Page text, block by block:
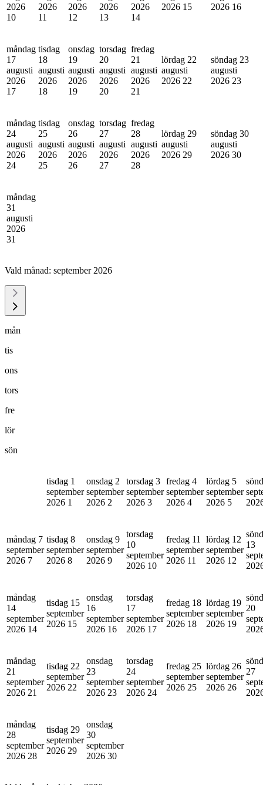
2026
10
2026
11
2026
12
2026
13
2026
14
2026 15
2026 16
måndag
17
augusti
2026
17
tisdag
18
augusti
2026
18
onsdag
19
augusti
2026
19
torsdag
20
augusti
2026
20
fredag
21
augusti
2026
21
lördag 22
augusti
2026 22
söndag 23
augusti
2026 23
måndag
24
augusti
2026
24
tisdag
25
augusti
2026
25
onsdag
26
augusti
2026
26
torsdag
27
augusti
2026
27
fredag
28
augusti
2026
28
lördag 29
augusti
2026 29
söndag 30
augusti
2026 30
måndag
31
augusti
2026
31
Vald månad: september 2026
mån
tis
ons
tors
fre
lör
sön
tisdag 1
september
2026 1
onsdag 2
september
2026 2
torsdag 3
september
2026 3
fredag 4
september
2026 4
lördag 5
september
2026 5
måndag 7
september
2026 7
tisdag 8
september
2026 8
onsdag 9
september
2026 9
torsdag
10
september
2026 10
fredag 11
september
2026 11
lördag 12
september
2026 12
13
måndag
14
september
2026 14
tisdag 15
september
2026 15
onsdag
16
september
2026 16
torsdag
17
september
2026 17
fredag 18
september
2026 18
lördag 19
september
2026 19
20
måndag
21
september
2026 21
tisdag 22
september
2026 22
onsdag
23
september
2026 23
torsdag
24
september
2026 24
fredag 25
september
2026 25
lördag 26
september
2026 26
27
måndag
28
september
2026 28
tisdag 29
september
2026 29
onsdag
30
september
2026 30